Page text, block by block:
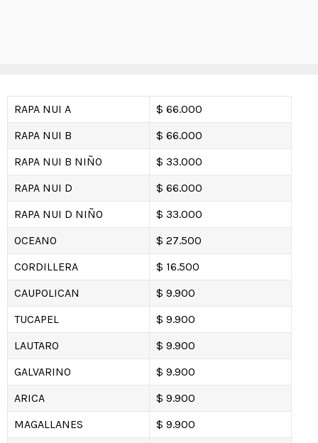
RAPA NUI A
$ 66.000
RAPA NUI B
$ 66.000
RAPA NUI B NIÑO
$ 33.000
RAPA NUI D
$ 66.000
RAPA NUI D NIÑO
$ 33.000
OCEANO
$ 27.500
CORDILLERA
$ 16.500
CAUPOLICAN
$ 9.900
TUCAPEL
$ 9.900
LAUTARO
$ 9.900
GALVARINO
$ 9.900
ARICA
$ 9.900
MAGALLANES
$ 9.900